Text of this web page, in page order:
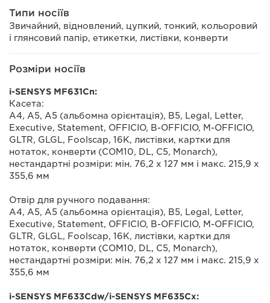
Типи носіїв
Звичайний, відновлений, цупкий, тонкий, кольоровий
і глянсовий папір, етикетки, листівки, конверти
Розміри носіїв
i-SENSYS MF631Cn:
Касета:
A4, A5, A5 (альбомна орієнтація), B5, Legal, Letter,
Executive, Statement, OFFICIO, B-OFFICIO, M-OFFICIO,
GLTR, GLGL, Foolscap, 16K, листівки, картки для
нотаток, конверти (COM10, DL, C5, Monarch),
нестандартні розміри: мін. 76,2 x 127 мм і макс. 215,9 x
355,6 мм
Отвір для ручного подавання:
A4, A5, A5 (альбомна орієнтація), B5, Legal, Letter,
Executive, Statement, OFFICIO, B-OFFICIO, M-OFFICIO,
GLTR, GLGL, Foolscap, 16K, листівки, картки для
нотаток, конверти (COM10, DL, C5, Monarch),
нестандартні розміри: мін. 76,2 x 127 мм і макс. 215,9 x
355,6 мм
i-SENSYS MF633Cdw/i-SENSYS MF635Cx: